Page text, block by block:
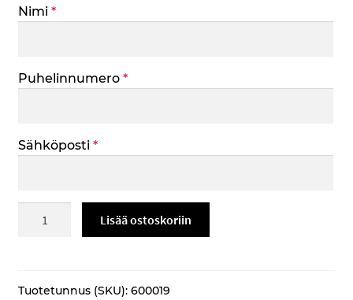
Nimi *
Puhelinnumero *
Sähköposti *
Lisää ostoskoriin
Tuotetunnus (SKU): 600019